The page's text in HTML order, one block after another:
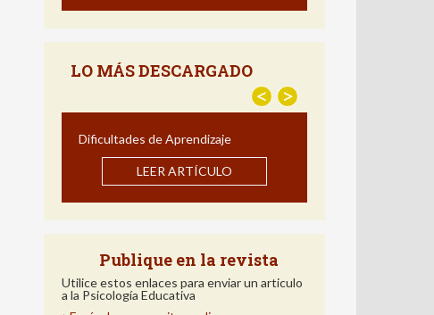
LEER ARTÍCULO
LO MÁS DESCARGADO
Estrategias para Mejorar la